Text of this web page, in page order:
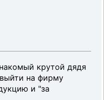
крутой дядя
на фирму
и "за